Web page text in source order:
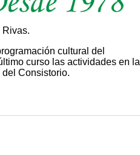
Rivas.
cultural del
curso las actividades en la
Consistorio.